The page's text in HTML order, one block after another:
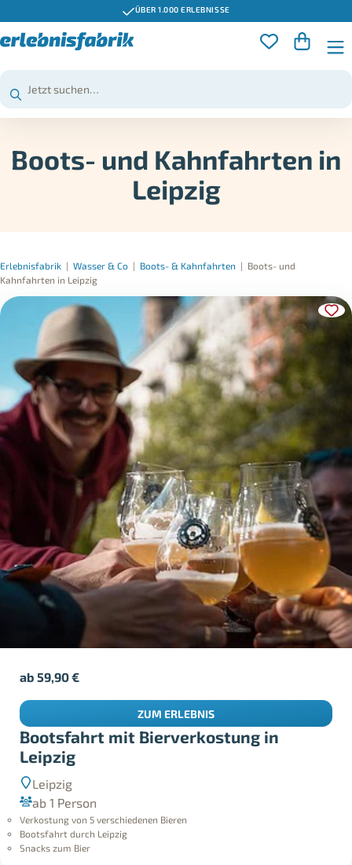
GUTSCHEINE 3 JAHRE GÜLTIG
Boots- und Kahnfahrten in
Leipzig
Erlebnisfabrik | Wasser & Co | Boots- & Kahnfahrten | Boots- und
Kahnfahrten in Leipzig
Bootsfahrt mit Bierverkostung in
Leipzig
Leipzig
ab 1 Person
Verkostung von 5 verschiedenen Bieren
Bootsfahrt durch Leipzig
Snacks zum Bier
ab59,90€
ZUM ERLEBNIS